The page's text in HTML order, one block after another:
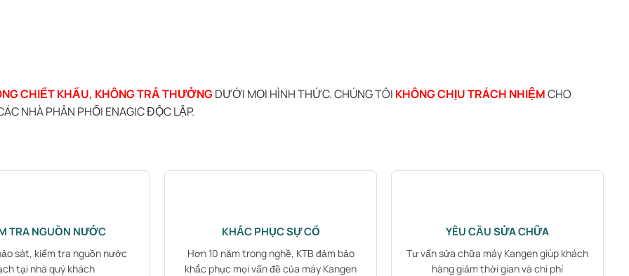
CHIẾT KHẤU, KHÔNG TRẢ THƯỞNGDƯỚI MỌI HÌNH THỨC. CHÚNG TÔI KHÔNG CHỊU TRÁCH NHIỆMCHO
NHÀ PHÂN PHỐI ENAGIC ĐỘC LẬP.
TRA NGUỒN NƯỚC
sát, kiểm tra nguồn nước
tại nhà quý khách
KHẮC PHỤC SỰ CỐ
Hơn 10 năm trong nghề, KTB đảm bảo
khắc phục mọi vấn đề của máy Kangen
YÊU CẦU SỬA CHỮA
Tư vấn sửa chữa máy Kangen giúp khách
hàng giảm thời gian và chi phí